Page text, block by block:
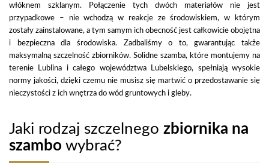
włóknem szklanym. Połączenie tych dwóch materiałów nie jest
przypadkowe – nie wchodzą w reakcje ze środowiskiem, w którym
zostały zainstalowane, a tym samym ich obecność jest całkowicie obojętna
i bezpieczna dla środowiska. Zadbaliśmy o to, gwarantując także
maksymalną szczelność zbiorników. Solidne szamba, które montujemy na
terenie Lublina i całego województwa Lubelskiego, spełniają wysokie
normy jakości, dzięki czemu nie musisz się martwić o przedostawanie się
nieczystości z ich wnętrza do wód gruntowych i gleby.
Jaki rodzaj szczelnego zbiornika na
szambo wybrać?